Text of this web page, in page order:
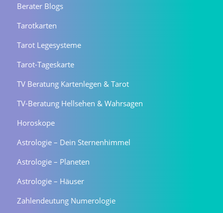
Berater Blogs
Tarotkarten
Tarot Legesysteme
Tarot-Tageskarte
TV Beratung Kartenlegen & Tarot
TV-Beratung Hellsehen & Wahrsagen
Horoskope
Astrologie – Dein Sternenhimmel
Astrologie – Planeten
Astrologie – Häuser
Zahlendeutung Numerologie